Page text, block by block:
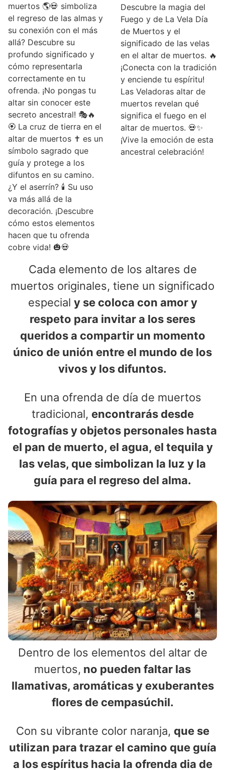
muertos 🌎💀 simboliza
el regreso de las almas y
su conexión con el más
allá? Descubre su
profundo significado y
cómo representarla
correctamente en tu
ofrenda. ¡No pongas tu
altar sin conocer este
secreto ancestral! 🎭🔥
🏵️ La cruz de tierra en el
altar de muertos ✝️ es un
símbolo sagrado que
guía y protege a los
difuntos en su camino.
¿Y el aserrín? 🕯️ Su uso
va más allá de la
decoración. ¡Descubre
cómo estos elementos
hacen que tu ofrenda
cobre vida! 🎃💀
Descubre la magia del
Fuego y de La Vela Día
de Muertos y el
significado de las velas
en el altar de muertos. 🔥
¡Conecta con la tradición
y enciende tu espíritu!
Las Veladoras altar de
muertos revelan qué
significa el fuego en el
altar de muertos. 💀✨
¡Vive la emoción de esta
ancestral celebración!
Cada elemento de los altares de
muertos originales, tiene un significado
especial y se coloca con amor y
respeto para invitar a los seres
queridos a compartir un momento
único de unión entre el mundo de los
vivos y los difuntos.
En una ofrenda de día de muertos
tradicional, encontrarás desde
fotografías y objetos personales hasta
el pan de muerto, el agua, el tequila y
las velas, que simbolizan la luz y la
guía para el regreso del alma.
Dentro de los elementos del altar de
muertos, no pueden faltar las
llamativas, aromáticas y exuberantes
flores de cempasúchil.
Con su vibrante color naranja, que se
utilizan para trazar el camino que guía
a los espíritus hacia la ofrenda dia de